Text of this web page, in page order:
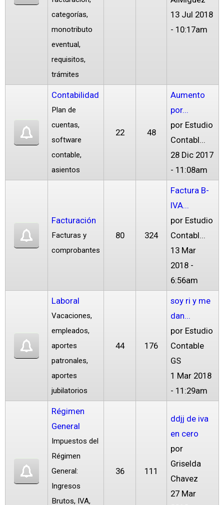
categorías,
monotributo
eventual,
requisitos,
trámites
13 Jul 2018
- 10:17am
Contabilidad
Plan de
cuentas,
software
contable,
asientos
22 48
Aumento
por...
por Estudio
Contabl...
28 Dic 2017
- 11:08am
Facturación
Facturas y
comprobantes
80 324
Factura B-
IVA...
por Estudio
Contabl...
13 Mar
2018 -
6:56am
Laboral
Vacaciones,
empleados,
aportes
patronales,
aportes
jubilatorios
44 176
soy ri y me
dan...
por Estudio
Contable
GS
1 Mar 2018
- 11:29am
Régimen
General
Impuestos del
Régimen
General:
Ingresos
Brutos, IVA,
36 111
ddjj de iva
en cero
por
Griselda
Chavez
27 Mar